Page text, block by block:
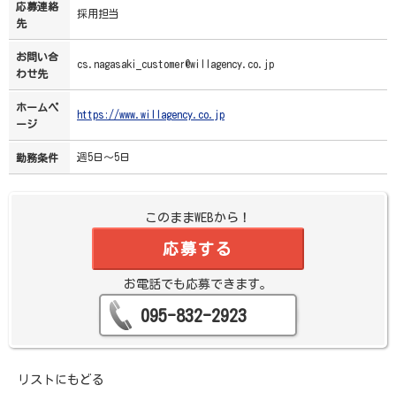
応募連絡
先
採用担当
お問い合
わせ先
cs.nagasaki_customer@willagency.co.jp
ホームペ
ージ
https://www.willagency.co.jp
勤務条件 週5日～5日
このままWEBから！
応募する
お電話でも応募できます。
095-832-2923
リストにもどる